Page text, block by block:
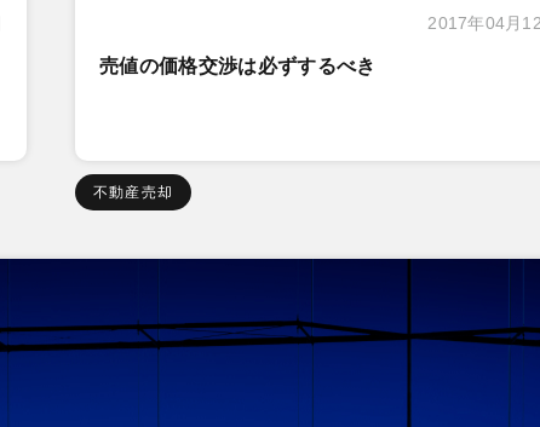
2017年04月
売値の価格交渉は必ずするべき
不動産売却